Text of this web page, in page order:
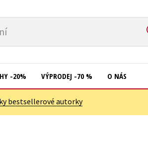
-20% VÝPRODEJ -70 % O NÁS
bestsellerové autorky